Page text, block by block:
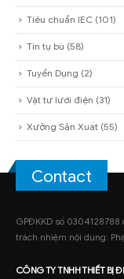
Tiêu chuẩn IEC (101)
Tin tụ bù (58)
Tuyển Dụng (2)
Vật tư lưới điện (31)
Xưởng Sản Xuất (55)
Contact
GPĐKKD số
trách nhiệm nội dung:
CÔNG TY TNHHTHIẾT BỊ